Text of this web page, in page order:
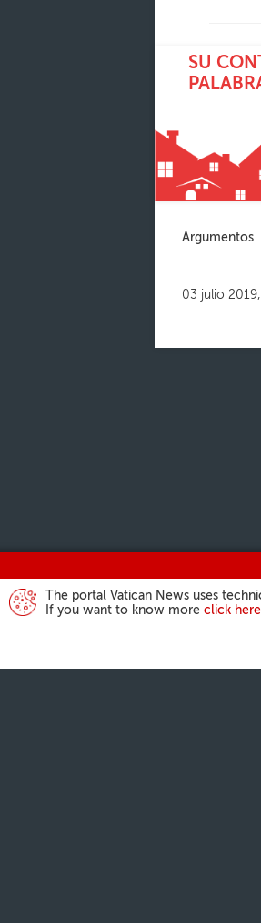
The portal Vatican News uses
If you want to know more click here
SU
Argumentos
03 julio